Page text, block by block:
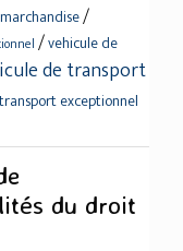
/
/vehicule de
de transport
exceptionnel
du droit